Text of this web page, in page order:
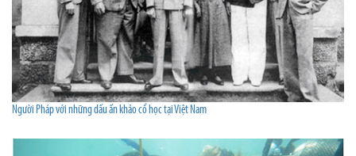
Người Pháp với những dấu ấn khảo cổ học tại Việt Nam